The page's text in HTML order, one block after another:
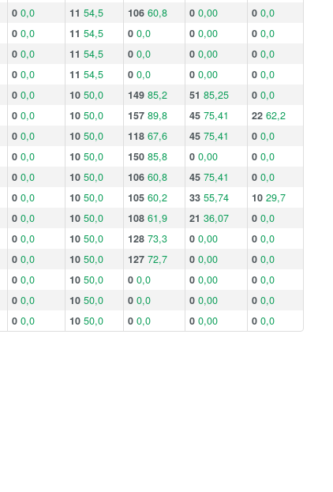
0 0,0 11 54,5 106 60,8 0 0,00 0 0,0
0 0,0 11 54,5 0 0,0 0 0,00 0 0,0
0 0,0 11 54,5 0 0,0 0 0,00 0 0,0
0 0,0 11 54,5 0 0,0 0 0,00 0 0,0
0 0,0 10 50,0 149 85,2 51 85,25 0 0,0
0 0,0 10 50,0 157 89,8 45 75,41 22 62,2
0 0,0 10 50,0 118 67,6 45 75,41 0 0,0
0 0,0 10 50,0 150 85,8 0 0,00 0 0,0
0 0,0 10 50,0 106 60,8 45 75,41 0 0,0
0 0,0 10 50,0 105 60,2 33 55,74 10 29,7
0 0,0 10 50,0 108 61,9 21 36,07 0 0,0
0 0,0 10 50,0 128 73,3 0 0,00 0 0,0
0 0,0 10 50,0 127 72,7 0 0,00 0 0,0
0 0,0 10 50,0 0 0,0 0 0,00 0 0,0
0 0,0 10 50,0 0 0,0 0 0,00 0 0,0
0 0,0 10 50,0 0 0,0 0 0,00 0 0,0